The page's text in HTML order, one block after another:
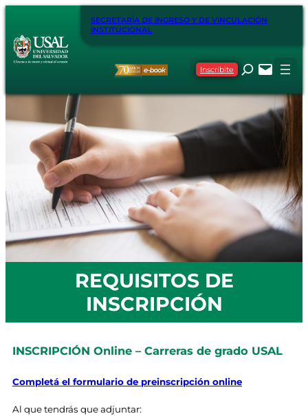
SECRETARÍA DE INGRESO Y DE VINCULACIÓN
INSTITUCIONAL
Inscribite
REQUISITOS DE
INSCRIPCIÓN
INSCRIPCIÓN Online – Carreras de grado USAL
Completá el formulario de preinscripción online
Al que tendrás que adjuntar: